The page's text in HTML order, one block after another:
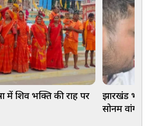
में शिव भक्ति की राह पर
झारखंड भर्ती
सोनम